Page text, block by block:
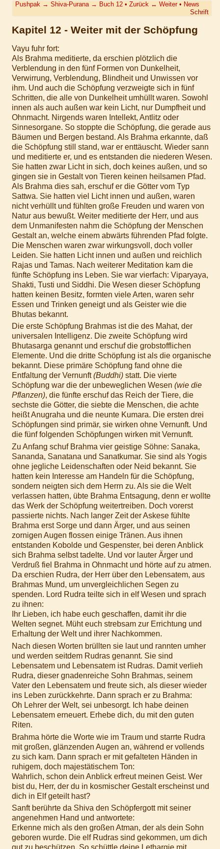
Pushpak → Shiva-Purana → Buch 12 •Zurück ↔ Weiter• News
Schrift
Kapitel 12 - Weiter mit der Schöpfung
Vayu fuhr fort:
Als Brahma meditierte, da erschien plötzlich die
Verblendung in den fünf Formen von Dunkelheit,
Verwirrung, Verblendung, Blindheit und Unwissen vor
ihm. Und auch die Schöpfung verzweigte sich in fünf
Schritten, die alle von Dunkelheit umhüllt waren. Sowohl
innen als auch außen war kein Licht, nur Dumpfheit und
Ohnmacht. Nirgends waren Intellekt, Antlitz oder
Sinnesorgane. So stoppte die Schöpfung, die gerade aus
Bäumen und Bergen bestand. Als Brahma erkannte, daß
die Schöpfung still stand, war er enttäuscht. Wieder sann
und meditierte er, und es entstanden die niederen Wesen.
Sie hatten zwar Licht in sich, doch keines außen, und so
gingen sie in Gestalt von Tieren keinen heilsamen Pfad.
Als Brahma dies sah, erschuf er die Götter vom Typ
Sattwa. Sie hatten viel Licht innen und außen, waren
nicht verhüllt und fühlten große Freuden und waren von
Natur aus bewußt. Weiter meditierte der Herr, und aus
dem Unmanifesten nahm die Schöpfung der Menschen
Gestalt an, welche einem abwärts führenden Pfad folgte.
Die Menschen waren zwar wirkungsvoll, doch voller
Leiden. Sie hatten Licht innen und außen und reichlich
Rajas und Tamas. Nach weiterer Meditation kam die
fünfte Schöpfung ins Leben. Sie war vierfach: Viparyaya,
Shakti, Tusti und Siddhi. Die Wesen dieser Schöpfung
hatten keinen Besitz, formten viele Arten, waren sehr
Essen und Trinken geneigt und als Geister wie die
Bhutas bekannt.
Die erste Schöpfung Brahmas ist die des Mahat, der
universalen Intelligenz. Die zweite Schöpfung wird
Bhutasarga genannt und erschuf die grobstofflichen
Elemente. Und die dritte Schöpfung ist als die organische
bekannt. Diese primäre Schöpfung fand ohne die
Entfaltung der Vernunft(Buddhi) statt. Die vierte
Schöpfung war die der unbeweglichen Wesen (wie die
Pflanzen), die fünfte erschuf das Reich der Tiere, die
sechste die Götter, die siebte die Menschen, die achte
heißt Anugraha und die neunte Kumara. Die ersten drei
Schöpfungen sind primär, sie wirken ohne Vernunft. Und
die fünf folgenden Schöpfungen wirken mit Vernunft.
Zu Anfang schuf Brahma vier geistige Söhne: Sanaka,
Sananda, Sanatana und Sanatkumar. Sie sind als Yogis
ohne jegliche Leidenschaften oder Neid bekannt. Sie
hatten kein Interesse am Handeln für die Schöpfung,
sondern neigten sich dem Herrn zu. Als sie die Welt
verlassen hatten, übte Brahma Entsagung, denn er wollte
das Werk der Schöpfung weitertreiben. Doch vorerst
passierte nichts. Nach langer Zeit der Askese fühlte
Brahma erst Sorge und dann Ärger, und aus seinen
zornigen Augen flossen einige Tränen. Aus ihnen
entstanden Kobolde und Gespenster, bei deren Anblick
sich Brahma selbst tadelte. Und vor lauter Ärger und
Verdruß fiel Brahma in Ohnmacht und hörte auf zu atmen.
Da erschien Rudra, der Herr über den Lebensatem, aus
Brahmas Mund, um unvergleichlichen Segen zu
spenden. Lord Rudra teilte sich in elf Wesen und sprach
zu ihnen:
Ihr Lieben, ich habe euch geschaffen, damit ihr die
Welten segnet. Müht euch strebsam zur Errichtung und
Erhaltung der Welt und ihrer Nachkommen.
Nach diesen Worten brüllten sie laut und rannten umher
und werden seitdem Rudras genannt. Sie sind
Lebensatem und Lebensatem ist Rudras. Damit verlieh
Rudra, dieser gnadenreiche Sohn Brahmas, seinem
Vater den Lebensatem und freute sich, als dieser wieder
ins Leben zurückkehrte. Dann sprach er zu Brahma:
Oh Lehrer der Welt, sei unbesorgt. Ich habe deinen
Lebensatem erneuert. Erhebe dich, du mit den guten
Riten.
Brahma hörte die Worte wie im Traum und starrte Rudra
mit großen, glänzenden Augen an, während er vollends
zu sich kam. Dann sprach er mit gefalteten Händen in
ruhigem, doch majestätischem Ton:
Wahrlich, schon dein Anblick erfreut meinen Geist. Wer
bist du, Herr, der du in kosmischer Gestalt erscheinst und
dich in Elf geteilt hast?
Sanft berührte da Shiva den Schöpfergott mit seiner
angenehmen Hand und antwortete:
Erkenne mich als den großen Atman, der als dein Sohn
geboren wurde. Die elf Rudras sind gekommen, um dich